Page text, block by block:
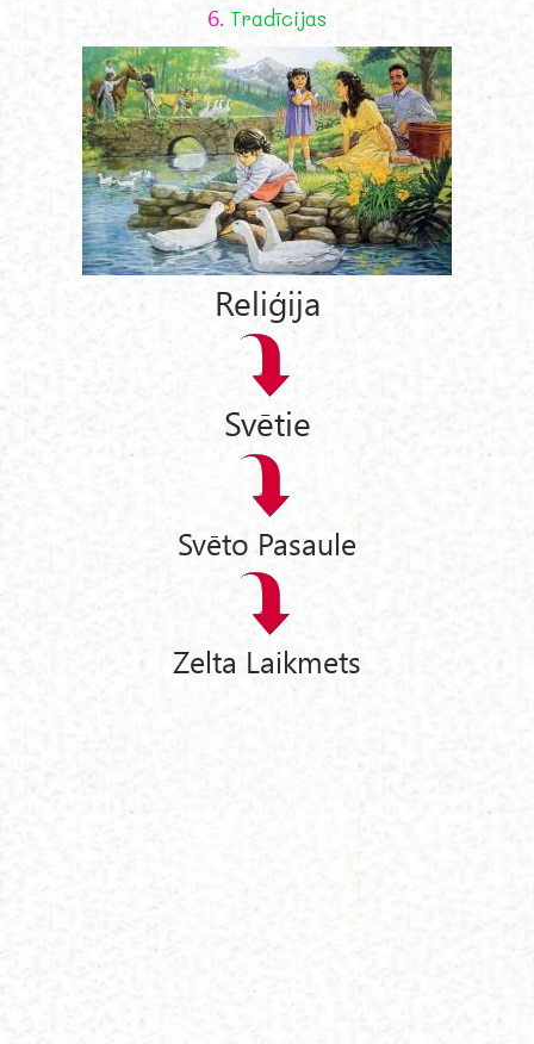
6. Tradīcijas
Reliģija
Svētie
Svēto Pasaule
Zelta Laikmets